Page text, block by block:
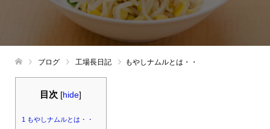
ブログ 工場長日記 もやしナムルとは・・
目次 [hide]
1 もやしナムルとは・・